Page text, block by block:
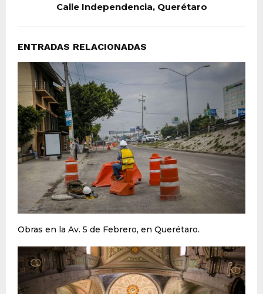
Calle Independencia, Querétaro
ENTRADAS RELACIONADAS
Obras en la Av. 5 de Febrero, en Querétaro.